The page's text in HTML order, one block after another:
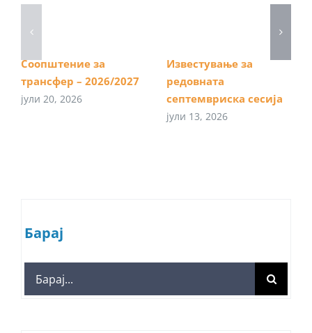
Соопштение за
трансфер – 2026/2027
јули 20, 2026
Известување за
редовната
септемвриска сесија
јули 13, 2026
Барај
Search
for: